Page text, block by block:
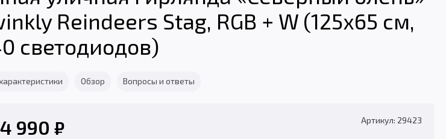
Reindeers Stag, RGB + W (125x65 см,
светодиодов)
Обзор Вопросы и ответы
990 ₽ Артикул: 29423